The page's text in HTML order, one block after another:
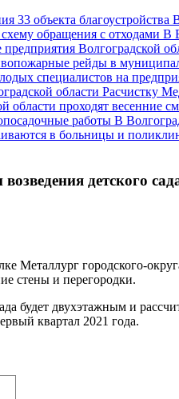
В
Расчистку
В
детского
Металлург городского-
стены и перегородки.
будет двухэтажным и
квартал 2021 года.